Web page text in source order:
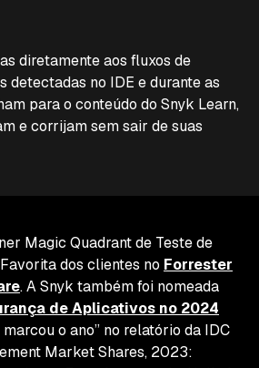
diretamente aos fluxos de
detectadas no IDE e durante as
para o conteúdo do Snyk Learn,
e corrijam sem sair de suas
Magic Quadrant de Teste de
dos clientes no Forrester
. A Snyk também foi nomeada
de Aplicativos no 2024
o ano” no relatório da IDC
Market Shares, 2023: